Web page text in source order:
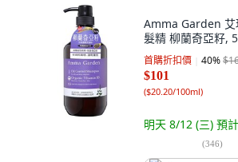
Amma Garden 艾
髮精 柳蘭奇亞籽,
首購折扣價 40%
$101
($20.20/100ml)
明天 8/12 (三) 預
(346)